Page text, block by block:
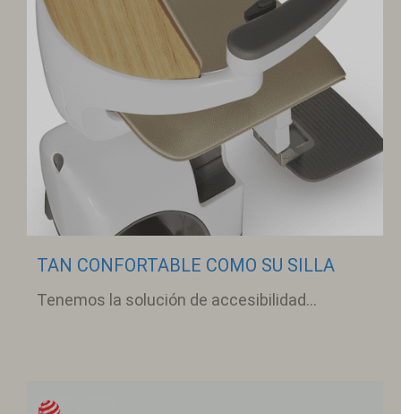
TAN CONFORTABLE COMO SU SILLA
Tenemos la solución de accesibilidad...